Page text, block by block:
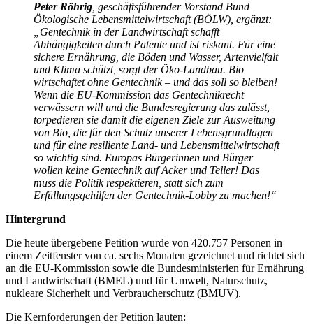
Peter Röhrig , geschäftsführender Vorstand Bund
Ökologische Lebensmittelwirtschaft (BÖLW), ergänzt:
„Gentechnik in der Landwirtschaft schafft
Abhängigkeiten durch Patente und ist riskant. Für eine
sichere Ernährung, die Böden und Wasser, Artenvielfalt
und Klima schützt, sorgt der Öko-Landbau. Bio
wirtschaftet ohne Gentechnik – und das soll so bleiben!
Wenn die EU-Kommission das Gentechnikrecht
verwässern will und die Bundesregierung das zulässt,
torpedieren sie damit die eigenen Ziele zur Ausweitung
von Bio, die für den Schutz unserer Lebensgrundlagen
und für eine resiliente Land- und Lebensmittelwirtschaft
so wichtig sind. Europas Bürgerinnen und Bürger
wollen keine Gentechnik auf Acker und Teller! Das
muss die Politik respektieren, statt sich zum
Erfüllungsgehilfen der Gentechnik-Lobby zu machen!“
Hintergrund
Die heute übergebene Petition wurde von 420.757 Personen in
einem Zeitfenster von ca. sechs Monaten gezeichnet und richtet sich
an die EU-Kommission sowie die Bundesministerien für Ernährung
und Landwirtschaft (BMEL) und für Umwelt, Naturschutz,
nukleare Sicherheit und Verbraucherschutz (BMUV).
Die Kernforderungen der Petition lauten: